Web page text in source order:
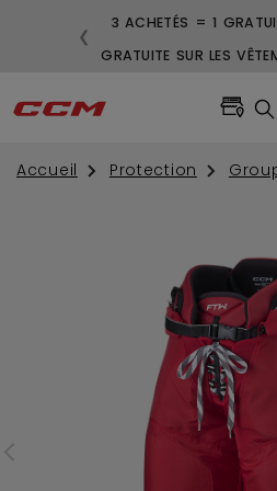
3 ACHETÉS = 1
GRATUITE SUR LES
❮
Accueil Protection